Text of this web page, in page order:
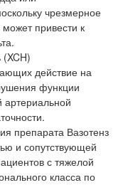
чрезмерное
привести к
(XCH)
действие на
функции
артериальной
препарата Вазотенз
и сопутствующей
с тяжелой
класса по